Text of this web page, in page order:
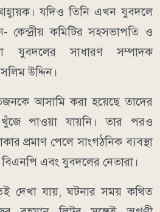
যদিও তিনি এখন যুবদলে
কেন্দ্রীয় কমিটির সহসভাপতি ও
যুবদলের সাধারণ সম্পাদক
উদ্দিন।
আসামি করা হয়েছে তাদের
পাওয়া যায়নি। তার পরও
প্রমাণ পেলে সাংগঠনিক ব্যবস্থা
এবং যুবদলের নেতারা।
দেখা যায়, ঘটনার সময় কথিত